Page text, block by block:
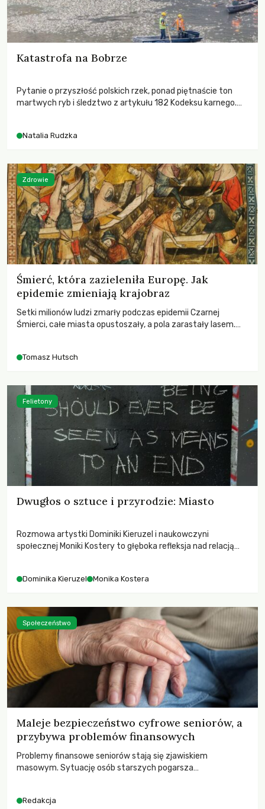
Katastrofa na Bobrze
Pytanie o przyszłość polskich rzek, ponad piętnaście ton
martwych ryb i śledztwo z artykułu 182 Kodeksu karnego.
zdarzeń prowadzących do biologicznej śmierci rzeki.
Natalia Rudzka
Śmierć, która zazieleniła Europę. Jak
epidemie zmieniają krajobraz
Setki milionów ludzi zmarły podczas epidemii Czarnej
Śmierci, całe miasta opustoszały, a pola zarastały lasem.
największych katastrof w swoich dziejach.
Tomasz Hutsch
Zdrowie
Dwugłos o sztuce i przyrodzie: Miasto
Rozmowa artystki Dominiki Kieruzel i naukowczyni
społecznej Moniki Kostery to głęboka refleksja nad relacją
Dominika Kieruzel Monika Kostera
Felietony
Maleje bezpieczeństwo cyfrowe seniorów, a
przybywa problemów finansowych
Problemy finansowe seniorów stają się zjawiskiem
masowym. Sytuację osób starszych pogarsza
Redakcja
Społeczeństwo